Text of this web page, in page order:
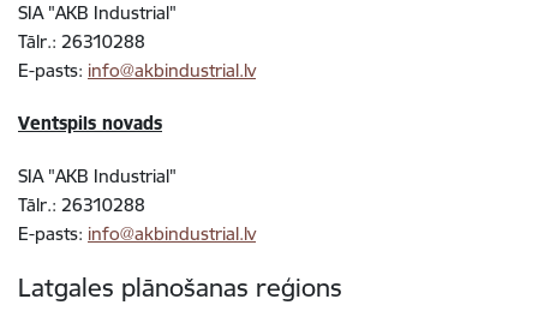
SIA "AKB Industrial"
Tālr.: 26310288
E-pasts: info@akbindustrial.lv
Ventspils novads
SIA "AKB Industrial"
Tālr.: 26310288
E-pasts: info@akbindustrial.lv
Latgales plānošanas reģions